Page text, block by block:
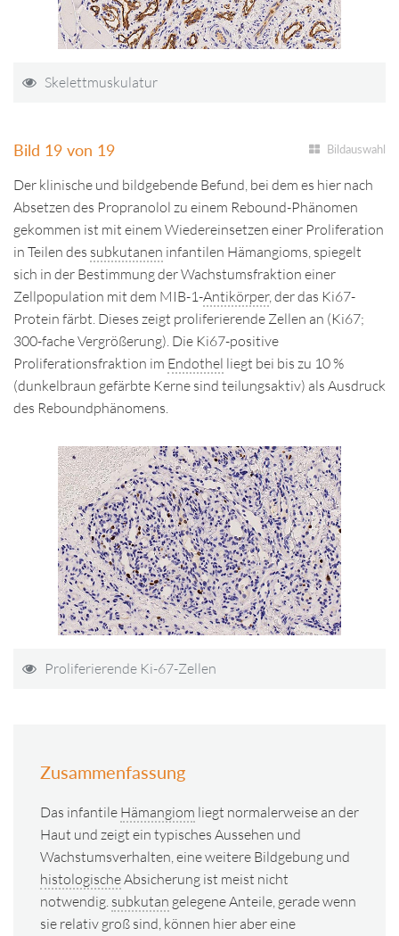
Skelettmuskulatur
Bild 19 von 19 Bildauswahl
Der klinische und bildgebende Befund, bei dem es hier nach
Absetzen des Propranolol zu einem Rebound-Phänomen
gekommen ist mit einem Wiedereinsetzen einer Proliferation
in Teilen des subkutanen infantilen Hämangioms, spiegelt
sich in der Bestimmung der Wachstumsfraktion einer
Zellpopulation mit dem MIB-1-Antikörper, der das Ki67-
Protein färbt. Dieses zeigt proliferierende Zellen an (Ki67;
300-fache Vergrößerung). Die Ki67-positive
Proliferationsfraktion im Endothel liegt bei bis zu 10 %
(dunkelbraun gefärbte Kerne sind teilungsaktiv) als Ausdruck
des Reboundphänomens.
Proliferierende Ki-67-Zellen
Zusammenfassung
Das infantile Hämangiom liegt normalerweise an der
Haut und zeigt ein typisches Aussehen und
Wachstumsverhalten, eine weitere Bildgebung und
histologischeAbsicherung ist meist nicht
notwendig. subkutan gelegene Anteile, gerade wenn
sie relativ groß sind, können hier aber eine